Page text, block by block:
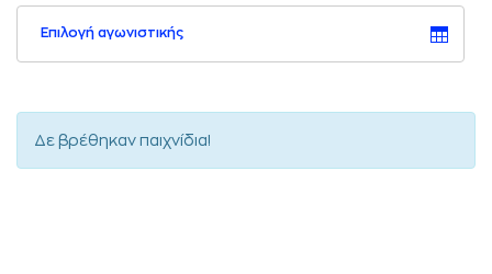
Επιλογή αγωνιστικής
Δε βρέθηκαν παιχνίδια!